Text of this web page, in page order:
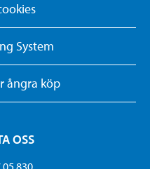
System
ångra köp
OSS